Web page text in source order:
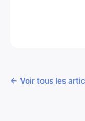
← Voir tous les